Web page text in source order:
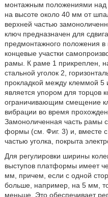
монтажным положениями над
на высоте около 40 мм от
верхней частью
ключ предназначен для
предмонтажного положения в
концевые участки
рамы. К раме 1 прикреплен,
стальной уголок 2,
прокладкой между клеммой 5
является упором для торцов
ограничивающим смещение
вибрации во время
Замоноличенная часть рамы
формы (см. Фиг. 3) и, вместе
частью уголка, покрыта
Для регулировки ширины
выступов платформы имеет
мм, причем, если с одной
больше, например, на 5 мм,
меньше. Это обеспечивает